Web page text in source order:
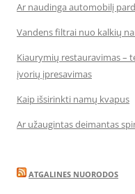
Ar naudinga automobilį
Vandens filtrai nuo kalkių
Kiaurymių restauravimas –
įvorių įpresavimas
Kaip išsirinkti namų kvapus
Ar užaugintas deimantas
ATGALINES NUORODOS